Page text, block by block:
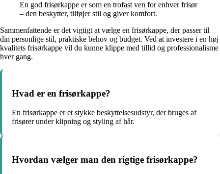
En god frisørkappe er som en trofast ven for enhver frisør
– den beskytter, tilføjer stil og giver komfort.
Sammenfattende er det vigtigt at vælge en frisørkappe, der passer til
din personlige stil, praktiske behov og budget. Ved at investere i en høj
kvalitets frisørkappe vil du kunne klippe med tillid og professionalisme
hver gang.
Hvad er en frisørkappe?
En frisørkappe er et stykke beskyttelsesudstyr, der bruges af
frisører under klipning og styling af hår.
Hvordan vælger man den rigtige frisørkappe?